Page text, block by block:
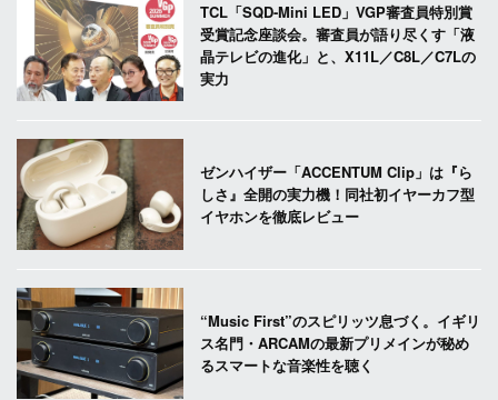
TCL「SQD-Mini LED」VGP審査員特別賞
受賞記念座談会。審査員が語り尽くす「液
晶テレビの進化」と、X11L／C8L／C7Lの
実力
ゼンハイザー「ACCENTUM Clip」は『ら
しさ』全開の実力機！同社初イヤーカフ型
イヤホンを徹底レビュー
“Music First”のスピリッツ息づく。イギリ
ス名門・ARCAMの最新プリメインが秘め
るスマートな音楽性を聴く